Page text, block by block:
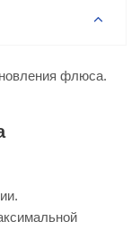
флюса.